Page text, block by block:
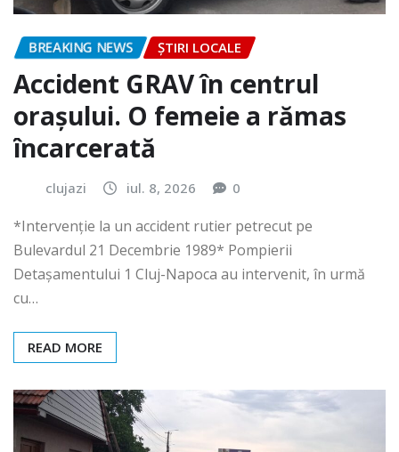
BREAKING NEWS ȘTIRI LOCALE
Accident GRAV în centrul
orașului. O femeie a rămas
încarcerată
clujazi iul. 8, 2026 0
*Intervenție la un accident rutier petrecut pe
Bulevardul 21 Decembrie 1989* Pompierii
Detașamentului 1 Cluj-Napoca au intervenit, în urmă
cu…
READ MORE